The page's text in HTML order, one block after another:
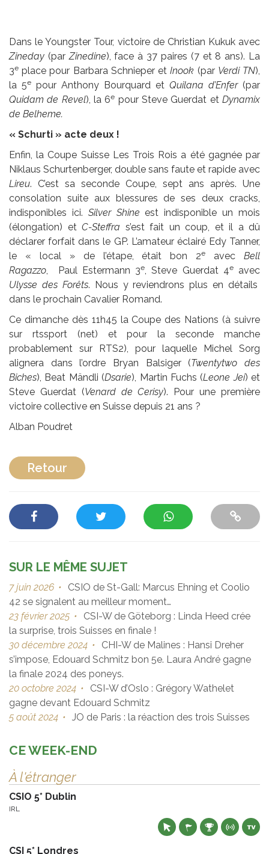
Dans le Youngster Tour, victoire de Christian Kukuk avec
Zineday (parZinedine), face à 37 paires (7 et 8 ans). La
3e place pour Barbara Schnieper etInook (par Verdi TN),
la 5e pour Anthony Bourquard et Quilana d’Enfer(par
Quidam de Revel), la 6e pour Steve Guerdat etDynamix
de Belheme.
« Schurti » acte deux !
Enfin, la Coupe Suisse Les Trois Rois a été gagnée par
Niklaus Schurtenberger, double sans faute et rapide avec
Lireu. C’est sa seconde Coupe, sept ans après. Une
consolation suite aux blessures de ses deux cracks,
indisponibles ici. Silver Shine est indisponible un mois
(élongation) et C-Steffra s’est fait un coup, et il a dû
déclarer forfait dans le GP. L’amateur éclairé Edy Tanner,
le « local » de l’étape, était bon 2e avecBell
Ragazzo, Paul Estermann 3e, Steve Guerdat 4eavec
Ulysse des Forêts. Nous y reviendrons plus en détails
dans le prochain Cavalier Romand.
Ce dimanche dès 11h45 la Coupe des Nations (à suivre
sur rtssport (net) et pour la seconde manche
probablement sur RTS2), pour laquelle Michel Sorg
alignera dans l’ordre Bryan Balsiger (Twentytwo des
Biches), Beat Mändli (Dsarie), Martin Fuchs (Leone Jei) et
Steve Guerdat (Venard de Cerisy). Pour une première
victoire collective en Suisse depuis 21 ans ?
Alban Poudret
Retour
SUR LE MÊME SUJET
7 juin 2026 •
CSIO de St-Gall: Marcus Ehning et Coolio
42 se signalent au meilleur moment…
23 février 2025 •
CSI-W de Göteborg : Linda Heed crée
la surprise, trois Suisses en finale !
30 décembre 2024 •
CHI-W de Malines : Hansi Dreher
s’impose, Edouard Schmitz bon 5e. Laura André gagne
la finale 2024 des poneys.
20 octobre 2024 •
CSI-W d’Oslo : Grégory Wathelet
gagne devant Edouard Schmitz
5 août 2024 • JO de Paris : la réaction des trois Suisses
CE WEEK-END
À l'étranger
CSIO 5* Dublin
IRL
CSI 5* Londres